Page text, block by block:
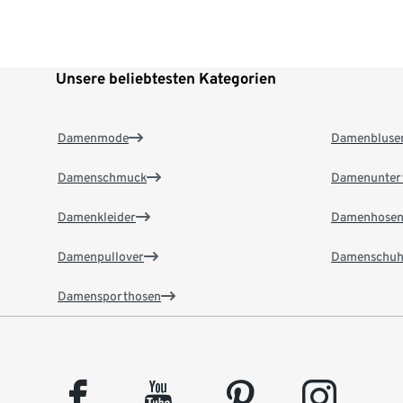
Unsere beliebtesten Kategorien
Damenmode
Damenschmuck
Damenkleider
Damenpullover
Damensporthosen
Damenhosen